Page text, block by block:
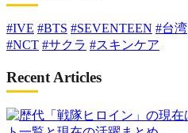
#IVE #BTS #SEVENTEEN #台湾
#NCT #サクラ #スキンケア
Recent Articles